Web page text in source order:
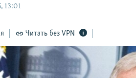
13:01
Читать без VPN